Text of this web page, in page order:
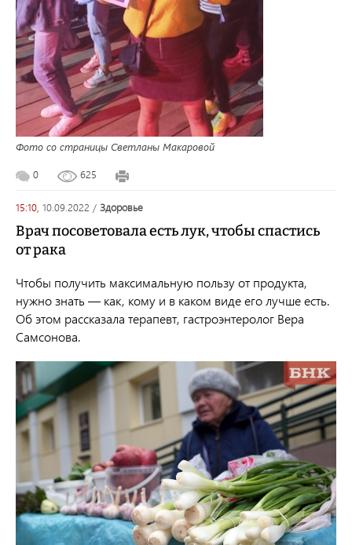
Фото со страницы Светланы Макаровой
0 625
15:10, 10.09.2022 / здоровье
Врач посоветовала есть лук, чтобы спастись
от рака
Чтобы получить максимальную пользу от продукта,
нужно знать — как, кому и в каком виде его лучше есть.
Об этом рассказала терапевт, гастроэнтеролог Вера
Самсонова.